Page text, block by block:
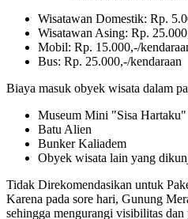
Wisatawan Domestik: Rp.
Wisatawan Asing: Rp.
Mobil: Rp. 15.000,-/
Bus: Rp. 25.000,-/kendaraan
Biaya masuk obyek wisata dalam
Museum Mini "Sisa Hartaku"
Batu Alien
Bunker Kaliadem
Obyek wisata lain yang
Tidak Direkomendasikan untuk
Karena pada sore hari, Gunung
sehingga mengurangi visibilitas dan